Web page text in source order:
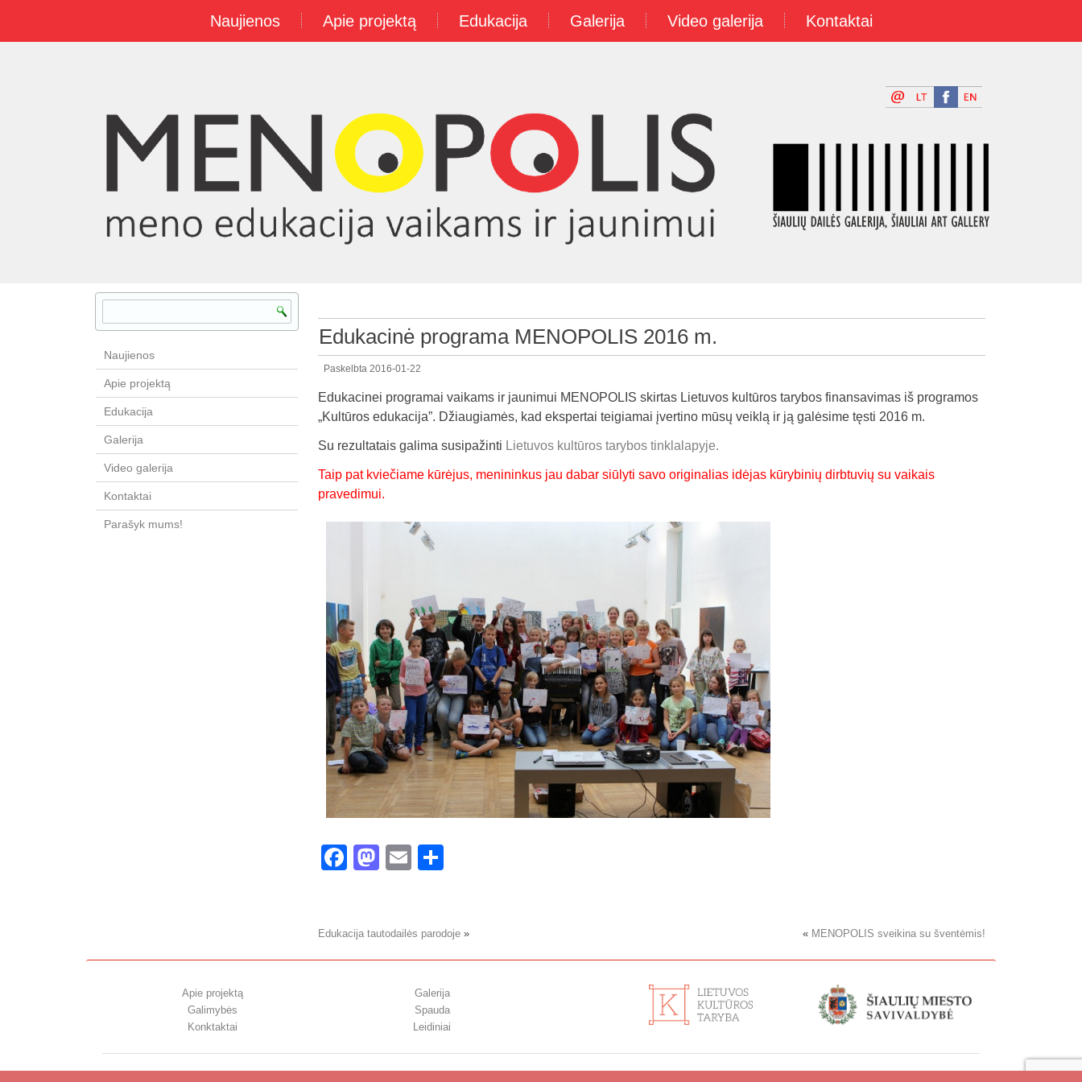
Naujienos Apie projektą Edukacija Galerija Video galerija Kontaktai
Naujienos
Apie projektą
Edukacija
Galerija
Video galerija
Kontaktai
Parašyk mums!
Edukacinė programa MENOPOLIS 2016 m.
Paskelbta 2016-01-22
Edukacinei programai vaikams ir jaunimui MENOPOLIS skirtas Lietuvos kultūros tarybos finansavimas iš programos
„Kultūros edukacija”. Džiaugiamės, kad ekspertai teigiamai įvertino mūsų veiklą ir ją galėsime tęsti 2016 m.
Su rezultatais galima susipažinti Lietuvos kultūros tarybos tinklalapyje.
Taip pat kviečiame kūrėjus, menininkus jau dabar siūlyti savo originalias idėjas kūrybinių dirbtuvių su vaikais
pravedimui.
FacebookMastodon
Email
Edukacija tautodailės parodoje » « MENOPOLIS sveikina su šventėmis!
Apie projektą
Galimybės
Konktaktai
Galerija
Spauda
Leidiniai